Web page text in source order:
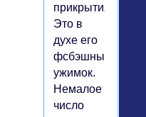
прикрытия.
Это в
духе его
фсбэшных
ужимок.
Немалое
число